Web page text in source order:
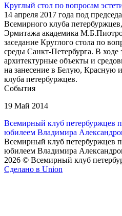
Круглый стол по вопросам
14 апреля 2017 года под
Всемирного клуба
Эрмитажа академика
заседание Круглого стола по
среды Санкт-Петербурга. В ходе
архитектурные объекты и
на занесение в Белую, Красную
клуба петербуржцев.
События
19 Май 2014
Всемирный клуб петербуржцев
юбилеем Владимира
Всемирный клуб петербуржцев
юбилеем Владимира
2026 © Всемирный клуб
Сделано в Union